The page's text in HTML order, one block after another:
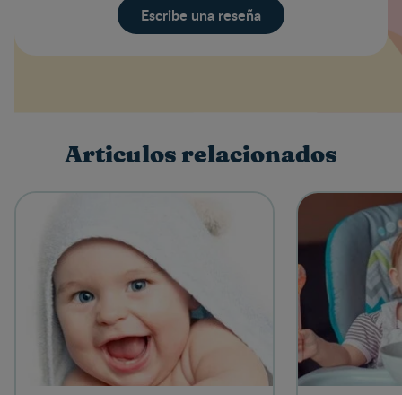
Escribe una reseña
Escribe una reseña
Articulos relacionados